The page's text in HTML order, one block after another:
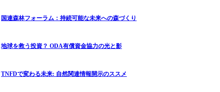
国連森林フォーラム：持続可能な未来への森づくり
地球を救う投資？ ODA有償資金協力の光と影
TNFDで変わる未来: 自然関連情報開示のススメ